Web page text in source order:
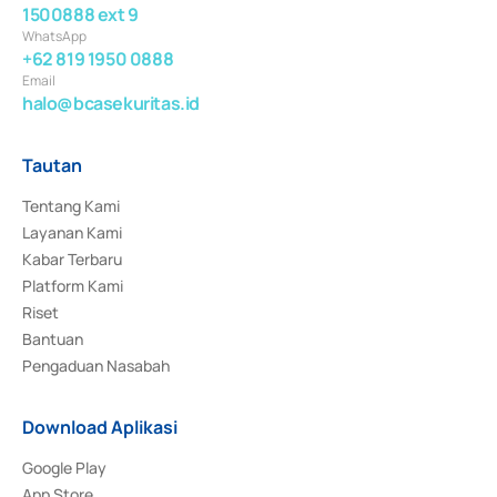
1500888 ext 9
WhatsApp
+62 819 1950 0888
Email
halo@bcasekuritas.id
Tautan
Tentang Kami
Layanan Kami
Kabar Terbaru
Platform Kami
Riset
Bantuan
Pengaduan Nasabah
Download Aplikasi
Google Play